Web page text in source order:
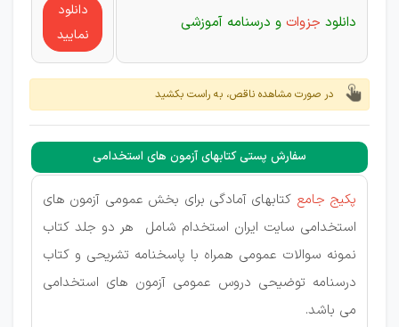
دانلود جزوات و درسنامه آموزشی
دانلود
نمایید
در صورت مشاهده ناقص، به راست بکشید
سفارش پستی کتابهای آزمون های استخدامی
پکیج جامع کتابهای آمادگی برای بخش عمومی آزمون های
استخدامی سایت ایران استخدام شامل هر دو جلد کتاب
نمونه سوالات عمومی همراه با پاسخنامه تشریحی و کتاب
درسنامه توضیحی دروس عمومی آزمون های استخدامی
می باشد.